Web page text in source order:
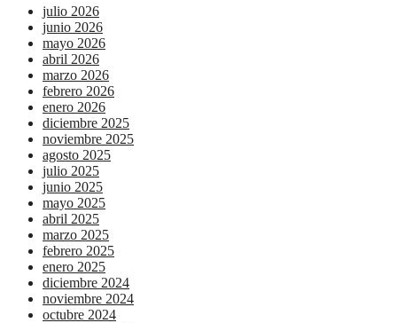
julio 2026
junio 2026
mayo 2026
abril 2026
marzo 2026
febrero 2026
enero 2026
diciembre 2025
noviembre 2025
agosto 2025
julio 2025
junio 2025
mayo 2025
abril 2025
marzo 2025
febrero 2025
enero 2025
diciembre 2024
noviembre 2024
octubre 2024